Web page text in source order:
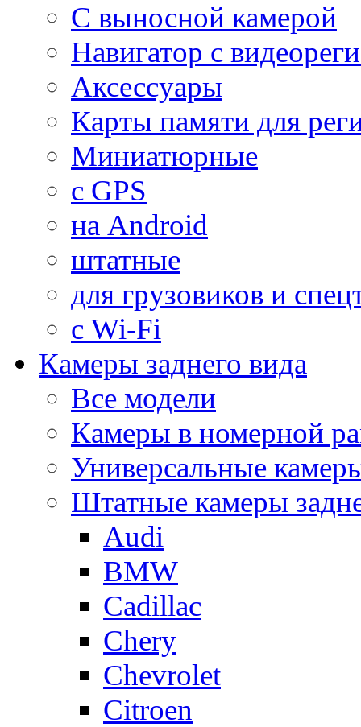
С выносной камерой
Навигатор с
Аксессуары
Карты памяти для
Миниатюрные
с GPS
на Android
штатные
для грузовиков и
с Wi-Fi
Камеры заднего вида
Все модели
Камеры в номерной
Универсальные
Штатные камеры
Audi
BMW
Cadillac
Chery
Chevrolet
Citroen